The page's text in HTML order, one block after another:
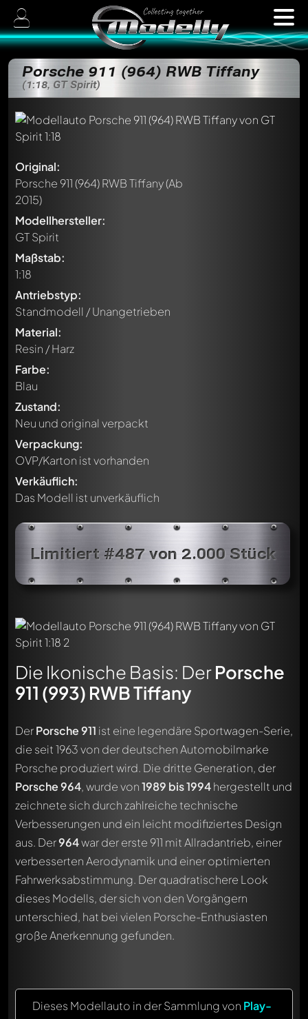
Porsche 911 (964) RWB Tiffany
(1:18, GT Spirit)
Original:
Porsche 911 (964) RWB Tiffany(Ab
2015)
Modellhersteller:
GT Spirit
Maßstab:
1:18
Antriebstyp:
Standmodell / Unangetrieben
Material:
Resin / Harz
Farbe:
Blau
Zustand:
Neu und original verpackt
Verpackung:
OVP/Karton ist vorhanden
Verkäuflich:
Das Modell ist unverkäuflich
Limitiert #487 von 2.000 Stück
Die Ikonische Basis: DerPorsche
911 (993) RWB Tiffany
DerPorsche 911 ist eine legendäre Sportwagen-Serie,
die seit 1963 von der deutschen Automobilmarke
Porsche produziert wird. Die dritte Generation, der
Porsche 964, wurde von1989 bis 1994hergestellt und
zeichnete sich durch zahlreiche technische
Verbesserungen und ein leicht modifiziertes Design
aus. Der964war der erste 911 mit Allradantrieb, einer
verbesserten Aerodynamik und einer optimierten
Fahrwerksabstimmung. Der quadratischere Look
dieses Modells, der sich von den Vorgängern
unterschied, hat bei vielen Porsche-Enthusiasten
große Anerkennung gefunden.
Dieses Modellauto in der Sammlung von Play-